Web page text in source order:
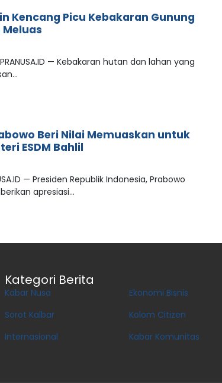
Kencang Picu Kebakaran Gunung
PRANUSA.ID — Kebakaran hutan dan lahan yang
Beri Nilai Memuaskan untuk
ESDM Bahlil
— Presiden Republik Indonesia, Prabowo
apresiasi…
Kategori Berita
Kabar Nusa
Sorot Kalbar
Internasional
Ekonomi Bisnis
Kolom Citizen
Kabar Komunitas